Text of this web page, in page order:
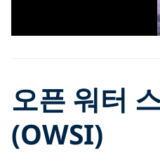
오픈 워터
(OWSI)